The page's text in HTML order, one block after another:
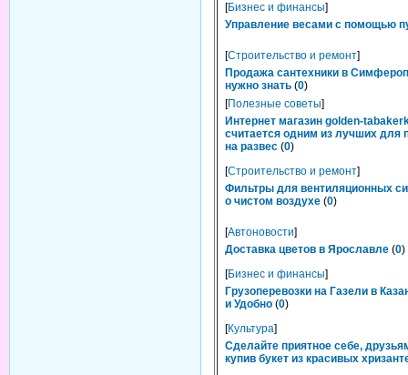
[Бизнес и финансы]
Управление весами с помощью
[Строительство и ремонт]
Продажа сантехники в
нужно знать (0)
[Полезные советы]
Интернет магазин golden-
считается одним из лучших для
на развес (0)
[Строительство и ремонт]
Фильтры для вентиляционных
о чистом воздухе (0)
[Автоновости]
Доставка цветов в Ярославле (0)
[Бизнес и финансы]
Грузоперевозки на Газели в
и Удобно (0)
[Культура]
Сделайте приятное себе,
купив букет из красивых